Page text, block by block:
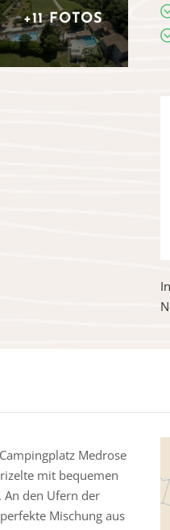
+11 FOTOS
Medrose
mit bequemen
An den Ufern der
Mischung aus